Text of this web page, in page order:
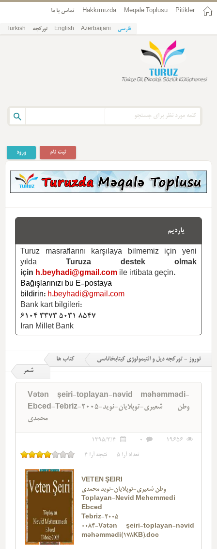
Pitiklər
Məqalə Toplusu
Hakkımızda تماس با ما
فارسی Azerbaijani
English تورکجه Turkish
ورود ثبت نام
یاردیم
Turuz masraflarını karşılaya bilmemiz için yeni
yılda
Turuza destek olmak
için h.beyhadi@gmail.com ile irtibata geçin.
Bağışlarınızı bu E-postaya
bildirin: h.beyhadi@gmail.com
Bank kart bilgileri:
6104 3373 5031 8547
Iran Millet Bank
توروز - تورکجه دیل و ائتیمولوژی کیتابخاناسی
کتاب ها
شعر
Vətən şeiri-toplayan-nəvid məhəmmədi-
Ebced-Tebriz-2005-وطن شعیری-توپلایان-نوید
محمدی
19656
0
1395/3/4
تعداد آرا 5 نتیجه آرا 4
VETEN ŞEIRI
وطن شعیری-توپلایان-نوید محمدی
Toplayan-Nevid Mehemmedi
Ebced
Tebriz-2005
0084-Vətən şeiri-toplayan-nəvid
məhəmmədi(178KB).doc